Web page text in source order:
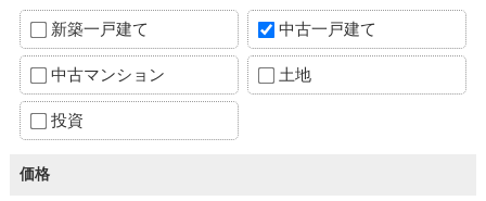
新築一戸建て 中古一戸建て
中古マンション 土地
投資
価格